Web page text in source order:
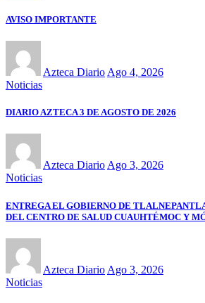
AVISO IMPORTANTE
Azteca Diario Ago 4, 2026
Noticias
DIARIO AZTECA 3 DE AGOSTO DE 2026
Azteca Diario Ago 3, 2026
Noticias
ENTREGA EL GOBIERNO DE
DEL CENTRO DE SALUD CUAUHTÉMOC Y
Azteca Diario Ago 3, 2026
Noticias